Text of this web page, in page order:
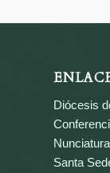
Diócesis
Santa